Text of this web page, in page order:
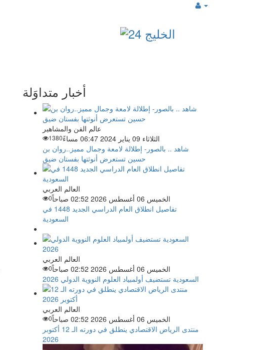
أخبار متداوَلة
عالم الفن والمشاهير
الثلاثاء 09 يناير 2024 06:47 مساءً
1380
شاهد .. بالصور- إطلالة لامعة وجمال مميز..روان بن
حسين تستعرض أنوثتها بفستان ضيق
العالم العربي
الخميس 06 أغسطس 2026 02:52 صباحاً
0
تفاصيل انطلاق العام الدراسي الجديد 1448 في
السعودية
العالم العربي
الخميس 06 أغسطس 2026 02:52 صباحاً
0
السعودية تستضيف أولمبياد العلوم النووية الدولي 2026
العالم العربي
الخميس 06 أغسطس 2026 02:52 صباحاً
0
منتدى الرياض الاقتصادي ينطلق في دورته الـ 12 أكتوبر
2026